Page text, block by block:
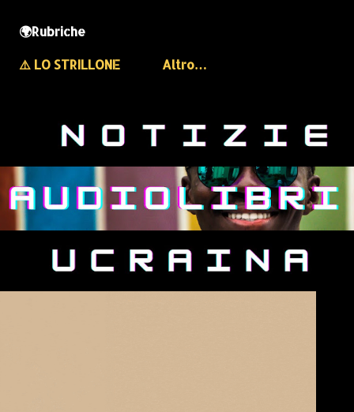
🌍Rubriche
⚠️ LO STRILLONE
Altro…